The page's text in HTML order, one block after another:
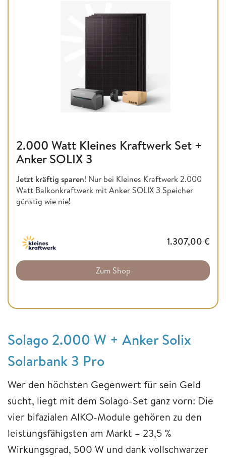
2.000 Watt Kleines Kraftwerk Set +
Anker SOLIX 3
Jetzt kräftig sparen! Nur bei Kleines Kraftwerk 2.000
Watt Balkonkraftwerk mit Anker SOLIX 3 Speicher
günstig wie nie!
1.307,00 €
Zum Shop
Solago 2.000 W + Anker Solix
Solarbank 3 Pro
Wer den höchsten Gegenwert für sein Geld
sucht, liegt mit dem Solago-Set ganz vorn: Die
vier bifazialen AIKO-Module gehören zu den
leistungsfähigsten am Markt – 23,5 %
Wirkungsgrad, 500 W und dank vollschwarzer